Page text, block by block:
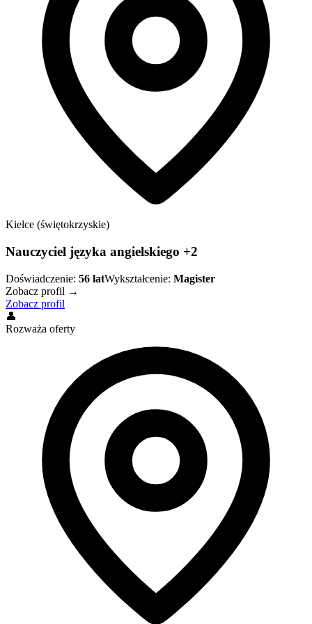
Kielce (świętokrzyskie)
Nauczyciel języka angielskiego +2
Doświadczenie: 56 latWykształcenie: Magister
Zobacz profil →
Zobacz profil
👤
Rozważa oferty